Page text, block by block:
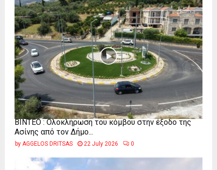
ΒΙΝΤΕΟ : Ολοκλήρωση του κόμβου στην έξοδο της
Ασίνης από τον Δήμο...
by AGGELOS DRITSAS 22 July 2026 0